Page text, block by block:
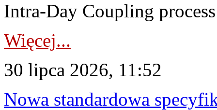
Intra-Day Coupling
Więcej...
30 lipca 2026, 11:52
Nowa standardowa